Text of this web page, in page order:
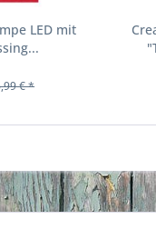
LED mit
€ *